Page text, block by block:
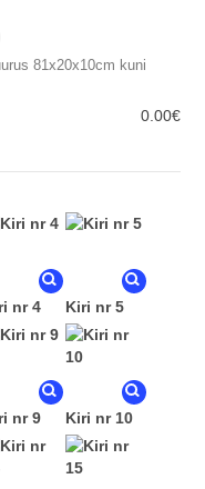
81x20x10cm kuni
0.00€
nr 4 Kiri nr 5
nr 9 Kiri nr 10